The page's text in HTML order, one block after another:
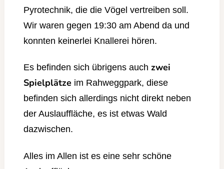
Pyrotechnik, die die Vögel vertreiben soll.
Wir waren gegen 19:30 am Abend da und
konnten keinerlei Knallerei hören.
Es befinden sich übrigens auch zwei
Spielplätze im Rahweggpark, diese
befinden sich allerdings nicht direkt neben
der Auslauffläche, es ist etwas Wald
dazwischen.
Alles im Allen ist es eine sehr schöne